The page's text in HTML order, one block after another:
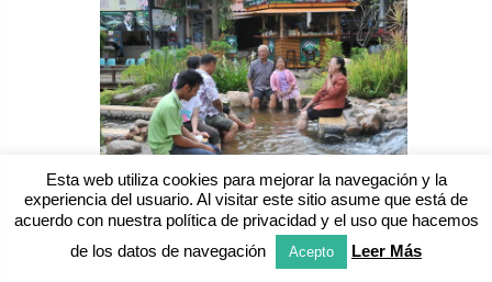
Varias (048)
Esta web utiliza cookies para mejorar la navegación y la
experiencia del usuario. Al visitar este sitio asume que está de
acuerdo con nuestra política de privacidad y el uso que hacemos
de los datos de navegación
Acepto Leer Más